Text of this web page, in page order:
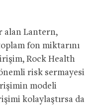
alan Lantern,
fon miktarını
Rock Health
risk sermayesi
modeli
kolaylaştırsa da